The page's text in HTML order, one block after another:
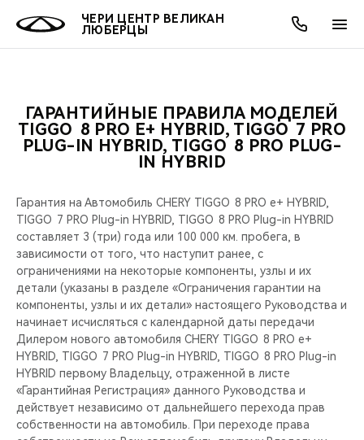
ЧЕРИ ЦЕНТР ВЕЛИКАН
ЛЮБЕРЦЫ
МОДЕЛИ
КРОССОВЕРЫ
СЕДАНЫ
НОВИНКИ
ПОКУПАТЕЛЯМ
КРЕДИТ И СТРАХОВАНИЕ
ВЛАДЕЛЬЦАМ
ЗАПЧАСТИ И АКСЕССУАРЫ
ПОДДЕРЖКА
CHERY CONNECT
МИР CHERY
О БРЕНДЕ
CHERY В СОЦСЕТЯХ
ЛЮДИ CHERY
БЛАГОТВОРИТЕЛЬНОСТЬ
CHERY REMOTE
CHERY И СПОРТ
АКЦИИ
ОНЛАЙН СЕРВИСЫ
КРЕДИТ
О КОМПАНИИ
МЫ В СОЦСЕТЯХ
ГАРАНТИЙНЫЕ ПРАВИЛА МОДЕЛЕЙ
TIGGO 8 PRO Е+ HYBRID, TIGGO 7 PRO
PLUG-IN HYBRID, TIGGO 8 PRO PLUG-
IN HYBRID
Гарантия на Автомобиль CHERY TIGGO 8 PRO е+ HYBRID,
TIGGO 7 PRO Plug-in HYBRID, TIGGO 8 PRO Plug-in HYBRID
составляет 3 (три) года или 100 000 км. пробега, в
зависимости от того, что наступит ранее, с
ограничениями на некоторые компоненты, узлы и их
детали (указаны в разделе «Ограничения гарантии на
компоненты, узлы и их детали» настоящего Руководства и
начинает исчисляться с календарной даты передачи
Дилером нового автомобиля CHERY TIGGO 8 PRO е+
HYBRID, TIGGO 7 PRO Plug-in HYBRID, TIGGO 8 PRO Plug-in
HYBRID первому Владельцу, отраженной в листе
«Гарантийная Регистрация» данного Руководства и
действует независимо от дальнейшего перехода прав
собственности на автомобиль. При переходе права